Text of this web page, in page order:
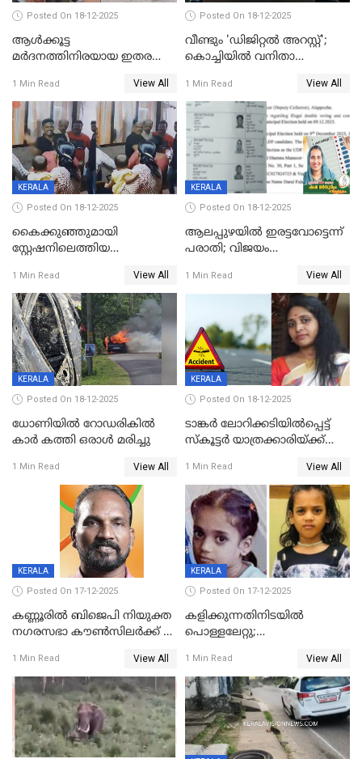
Posted On 18-12-2025
ആൾക്കൂട്ട
മർദനത്തിനിരയായ ഇതര
നടുക്കുന്ന സംഭവം
വാളയാറിൽ
1 Min Read View All
Posted On 18-12-2025
വീണ്ടും 'ഡിജിറ്റല്‍ അറസ്റ്റ്';
കൊച്ചിയില്‍ വനിതാ
കോടി രൂപ
1 Min Read View All
KERALA
Posted On 18-12-2025
കൈക്കുഞ്ഞുമായി
സ്റ്റേഷനിലെത്തിയ
കരണത്തടിച്ചു; CC ടിവി
ദൃശ്യങ്ങൾ പുറത്ത്
1 Min Read View All
KERALA
Posted On 18-12-2025
ആലപ്പുഴയിൽ ഇരട്ടവോട്ടെന്ന്
പരാതി; വിജയം
വാർഡിലെ എൽഡിഎഫ്
സ്ഥാനാർത്ഥി
1 Min Read View All
KERALA
Posted On 18-12-2025
ധോണിയിൽ റോഡരികിൽ
കാർ കത്തി ഒരാൾ മരിച്ചു
1 Min Read View All
KERALA
Posted On 18-12-2025
ടാങ്കർ ലോറിക്കടിയിൽപ്പെട്ട്
സ്കൂട്ടർ യാത്രക്കാരിയ്ക്ക്
കണ്ടോത്ത് ദേശീയ പാതയിൽ
1 Min Read View All
KERALA
Posted On 17-12-2025
കണ്ണൂരിൽ ബിജെപി നിയുക്ത
നഗരസഭാ കൗൺസിലർക്ക് 36
1 Min Read View All
KERALA
Posted On 17-12-2025
കളിക്കുന്നതിനിടയിൽ
പൊള്ളലേറ്റു;
ക്ലാസ് വിദ്യാർത്ഥിനി മരിച്ചു
1 Min Read View All